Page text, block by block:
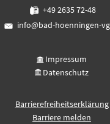
+49 2635 72-48
info@bad-hoenningen-
Impressum
Datenschutz
Barrierefreiheitserklärung
Barriere melden